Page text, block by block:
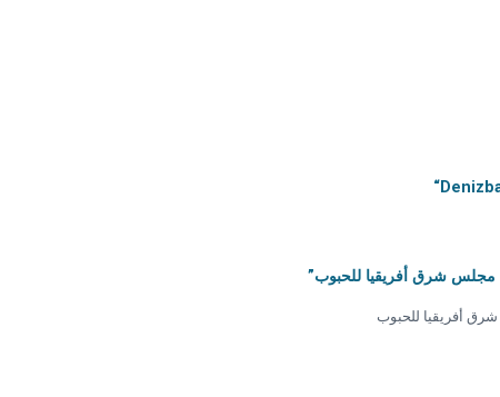
“
مجلس شرق أفريقيا للحبوب”
أفريقيا للحبوب